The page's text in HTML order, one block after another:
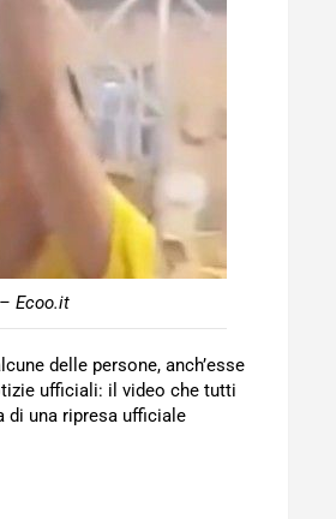
Ecoo.it
delle persone, anch’esse
ufficiali: il video che tutti
di una ripresa ufficiale